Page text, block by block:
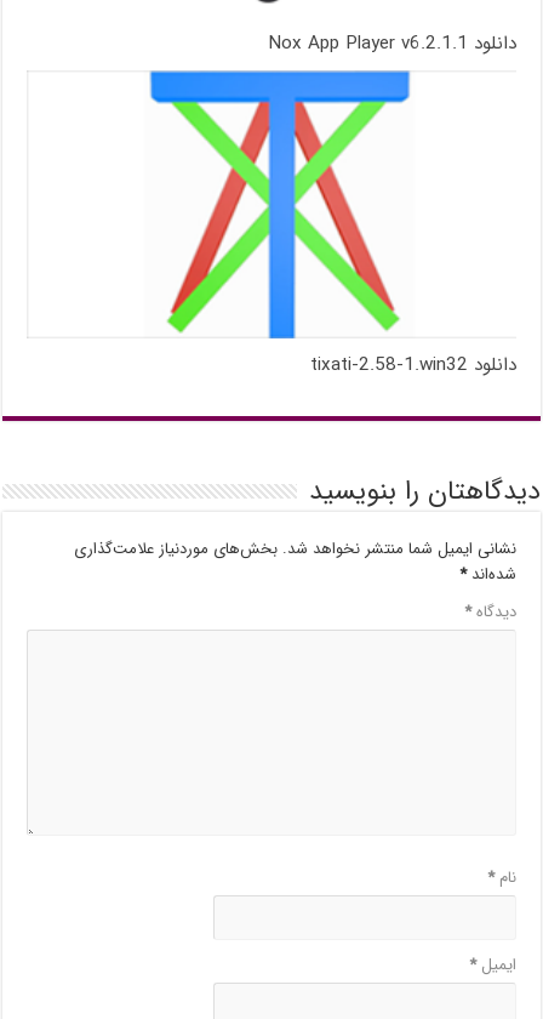
دانلود Nox App Player v6.2.1.1
دانلود tixati-2.58-1.win32
دیدگاهتان را بنویسید
نشانی ایمیل شما منتشر نخواهد شد. بخش‌های موردنیاز علامت‌گذاری
شده‌اند*
دیدگاه*
نام*
ایمیل*